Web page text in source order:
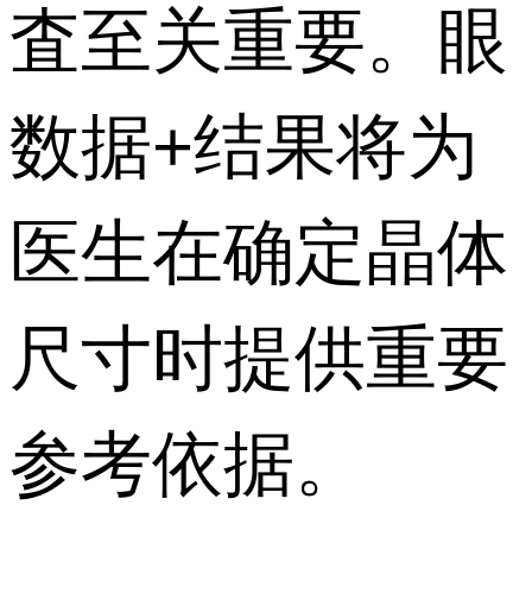
査至关重要。眼
数据+结果将为
医生在确定晶体
尺寸时提供重要
参考依据。